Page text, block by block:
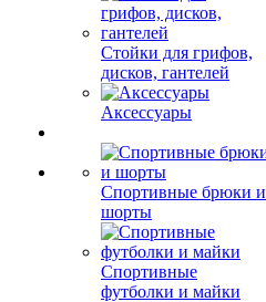
Стойки для грифов,
дисков, гантелей
Аксессуары
Спортивные брюки и
шорты
Спортивные
футболки и майки